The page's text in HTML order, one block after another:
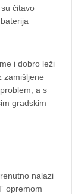
čitavo
i dobro leži
zamišljene
a s
gradskim
nalazi
opremom